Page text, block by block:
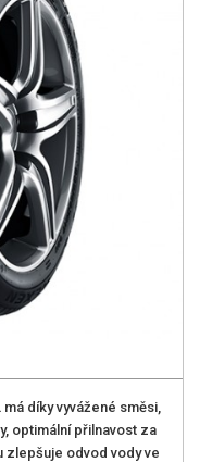
má díky vyvážené směsi,
optimální přilnavost za
zlepšuje odvod vody ve